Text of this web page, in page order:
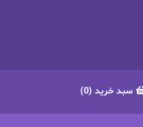
سبد خرید (0)